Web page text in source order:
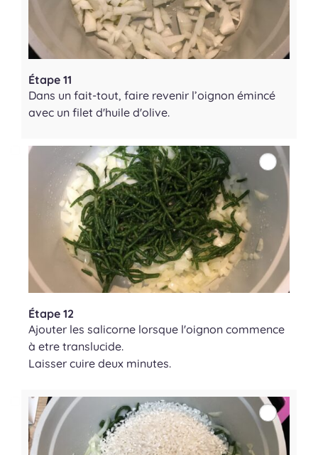
Étape 11
Dans un fait-tout, faire revenir l’oignon émincé
avec un filet d'huile d'olive.
Étape 12
Ajouter les salicorne lorsque l'oignon commence
à etre translucide.
Laisser cuire deux minutes.